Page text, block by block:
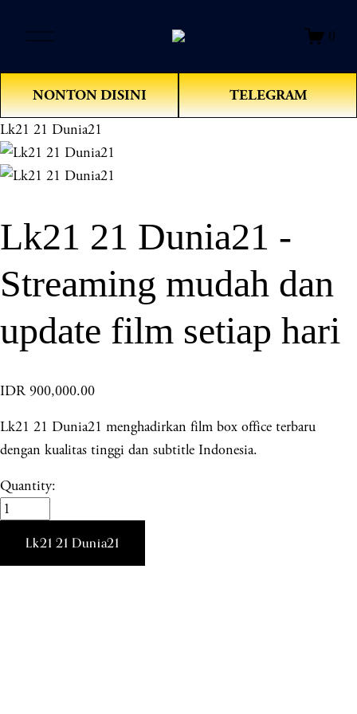
e
n
M
e
u
0
NONTON DISINI TELEGRAM
Lk21 21 Dunia21
Lk21 21 Dunia21 -
Streaming mudah dan
update film setiap hari
IDR 900,000.00
Lk21 21 Dunia21 menghadirkan film box office terbaru
dengan kualitas tinggi dan subtitle Indonesia.
Quantity:
Lk21 21 Dunia21